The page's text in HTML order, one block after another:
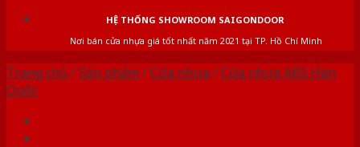
HỆ THỐNG SHOWROOM SAIGONDOOR
Nơi bán cửa nhựa giá tốt nhất năm 2021 tại TP. Hồ Chí Minh
Trang chủ /Sản phẩm /Cửa nhựa /Cửa nhựa ABS Hàn
Quốc